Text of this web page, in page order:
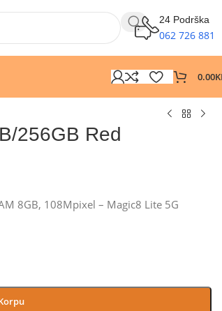
24 Podrška
062 726 881
0.00
256GB Red
8GB, 108Mpixel – Magic8 Lite 5G